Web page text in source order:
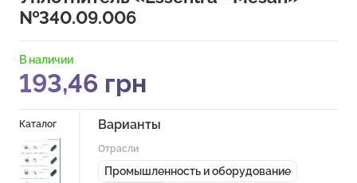
№340.09.006
В наличии
193,46 грн
Каталог Варианты
Отрасли
Промышленность и оборудование